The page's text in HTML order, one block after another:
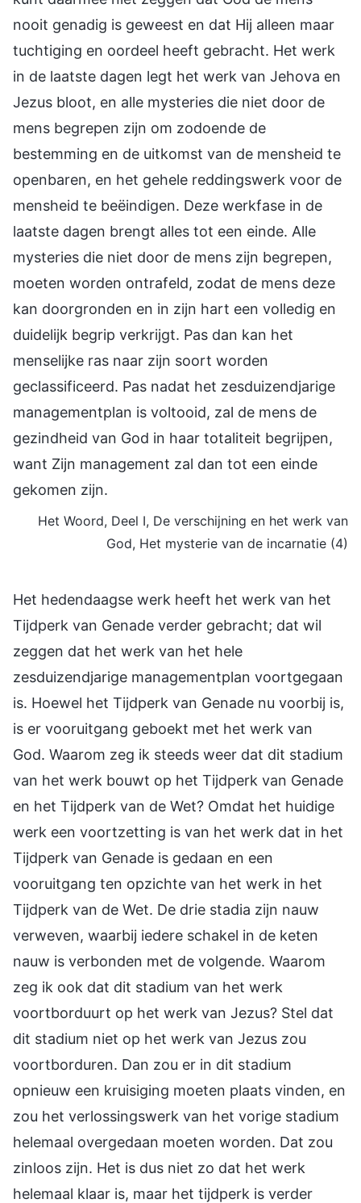
nooit genadig is geweest en dat Hij alleen maar
tuchtiging en oordeel heeft gebracht. Het werk
in de laatste dagen legt het werk van Jehova en
Jezus bloot, en alle mysteries die niet door de
mens begrepen zijn om zodoende de
bestemming en de uitkomst van de mensheid te
openbaren, en het gehele reddingswerk voor de
mensheid te beëindigen. Deze werkfase in de
laatste dagen brengt alles tot een einde. Alle
mysteries die niet door de mens zijn begrepen,
moeten worden ontrafeld, zodat de mens deze
kan doorgronden en in zijn hart een volledig en
duidelijk begrip verkrijgt. Pas dan kan het
menselijke ras naar zijn soort worden
geclassificeerd. Pas nadat het zesduizendjarige
managementplan is voltooid, zal de mens de
gezindheid van God in haar totaliteit begrijpen,
want Zijn management zal dan tot een einde
gekomen zijn.
Het Woord, Deel I, De verschijning en het werk van
God, Het mysterie van de incarnatie (4)
Het hedendaagse werk heeft het werk van het
Tijdperk van Genade verder gebracht; dat wil
zeggen dat het werk van het hele
zesduizendjarige managementplan voortgegaan
is. Hoewel het Tijdperk van Genade nu voorbij is,
is er vooruitgang geboekt met het werk van
God. Waarom zeg ik steeds weer dat dit stadium
van het werk bouwt op het Tijdperk van Genade
en het Tijdperk van de Wet? Omdat het huidige
werk een voortzetting is van het werk dat in het
Tijdperk van Genade is gedaan en een
vooruitgang ten opzichte van het werk in het
Tijdperk van de Wet. De drie stadia zijn nauw
verweven, waarbij iedere schakel in de keten
nauw is verbonden met de volgende. Waarom
zeg ik ook dat dit stadium van het werk
voortborduurt op het werk van Jezus? Stel dat
dit stadium niet op het werk van Jezus zou
voortborduren. Dan zou er in dit stadium
opnieuw een kruisiging moeten plaats vinden, en
zou het verlossingswerk van het vorige stadium
helemaal overgedaan moeten worden. Dat zou
zinloos zijn. Het is dus niet zo dat het werk
helemaal klaar is, maar het tijdperk is verder